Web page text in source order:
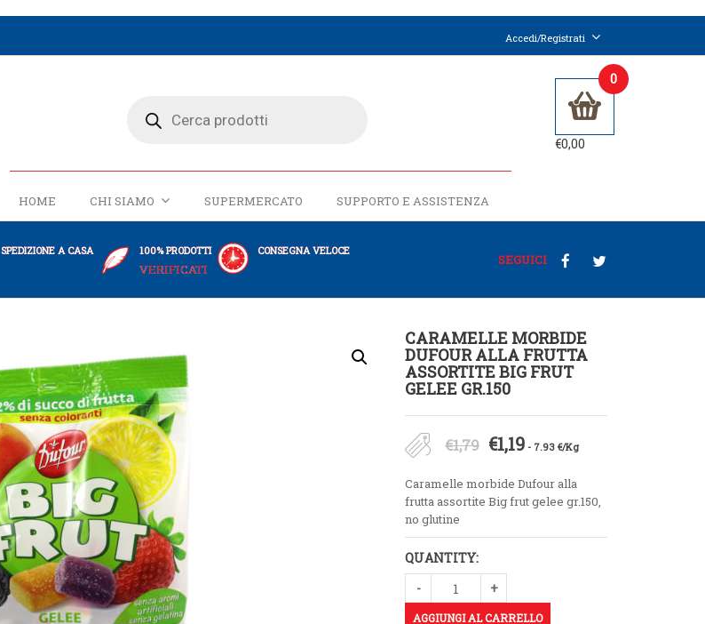
Accedi/Registrati
HOME CHI SIAMO SUPERMERCATO SUPPORTO E ASSISTENZA
0
€0,00
SPEDIZIONE A CASA 100% PRODOTTI
VERIFICATI
CONSEGNA VELOCE
SEGUICI
CARAMELLE MORBIDE
DUFOUR ALLA FRUTTA
ASSORTITE BIG FRUT
GELEE GR.150
€1,79 Il
originale
€1,19Il
attuale
- 7.93 €/Kg
Caramelle morbide Dufour alla
frutta assortite Big frut gelee gr.150,
no glutine
QUANTITY:
AGGIUNGI AL CARRELLO